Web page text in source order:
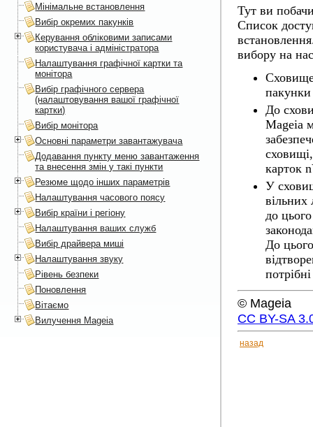
Тут ви
Список
вибору на
пакунки
До
Mageia
карток
У
вільних
до
До
© Mageia
CC BY-SA
назад
Мінімальне встановлення
Вибір окремих пакунків
Керування обліковими записами
користувача і адміністратора
Налаштування графічної картки та
монітора
Вибір графічного сервера
(налаштовування вашої графічної
картки)
Вибір монітора
Основні параметри завантажувача
Додавання пункту меню завантаження
та внесення змін у такі пункти
Резюме щодо інших параметрів
Налаштування часового поясу
Вибір країни і регіону
Налаштування ваших служб
Вибір драйвера миші
Налаштування звуку
Рівень безпеки
Поновлення
Вітаємо
Вилучення Mageia